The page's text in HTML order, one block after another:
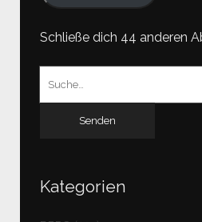
Schließe dich 44 anderen
Kategorien